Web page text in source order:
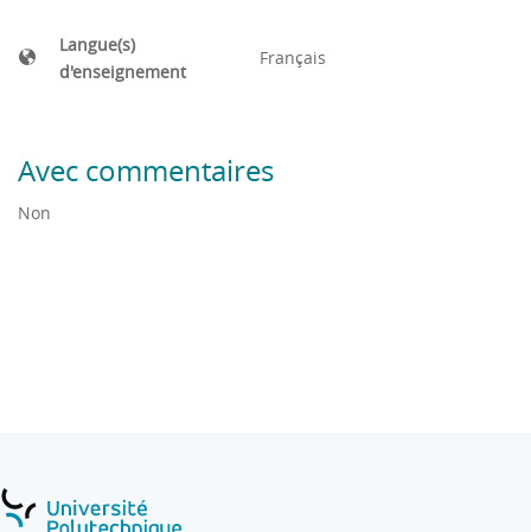
Langue(s)
d'enseignement
Français
Avec commentaires
Non